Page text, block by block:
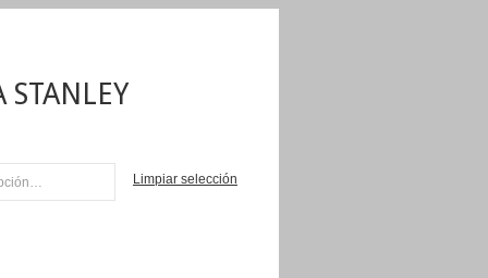
STANLEY
Limpiar selección